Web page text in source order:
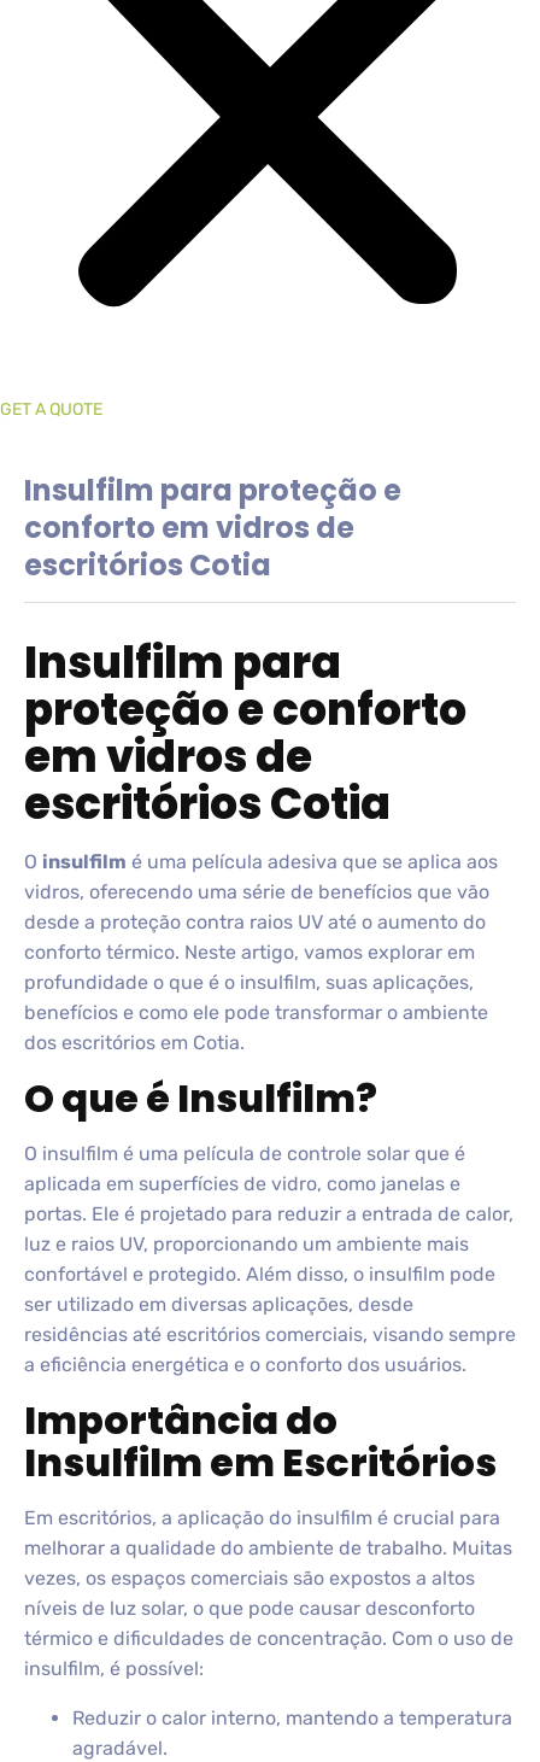
GET A QUOTE
Insulfilm para proteção e
conforto em vidros de
escritórios Cotia
Insulfilm para
proteção e conforto
em vidros de
escritórios Cotia
O insulfilm é uma película adesiva que se aplica aos
vidros, oferecendo uma série de benefícios que vão
desde a proteção contra raios UV até o aumento do
conforto térmico. Neste artigo, vamos explorar em
profundidade o que é o insulfilm, suas aplicações,
benefícios e como ele pode transformar o ambiente
dos escritórios em Cotia.
O que é Insulfilm?
O insulfilm é uma película de controle solar que é
aplicada em superfícies de vidro, como janelas e
portas. Ele é projetado para reduzir a entrada de calor,
luz e raios UV, proporcionando um ambiente mais
confortável e protegido. Além disso, o insulfilm pode
ser utilizado em diversas aplicações, desde
residências até escritórios comerciais, visando sempre
a eficiência energética e o conforto dos usuários.
Importância do
Insulfilm em Escritórios
Em escritórios, a aplicação do insulfilm é crucial para
melhorar a qualidade do ambiente de trabalho. Muitas
vezes, os espaços comerciais são expostos a altos
níveis de luz solar, o que pode causar desconforto
térmico e dificuldades de concentração. Com o uso de
insulfilm, é possível:
Reduzir o calor interno, mantendo a temperatura
agradável.